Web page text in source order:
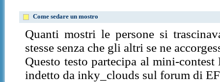
Come sedare un mostro
Quanti mostri le persone si
stesse senza che gli altri se ne
Questo testo partecipa al mini-
indetto da inky_clouds sul forum di